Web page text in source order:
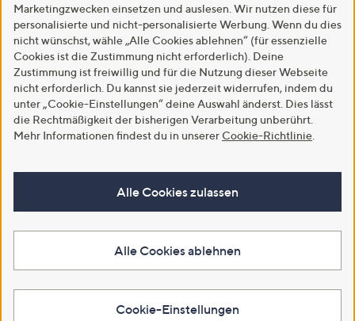
Marketingzwecken einsetzen und auslesen. Wir nutzen diese für
personalisierte und nicht-personalisierte Werbung. Wenn du dies
nicht wünschst, wähle „Alle Cookies ablehnen“ (für essenzielle
Cookies ist die Zustimmung nicht erforderlich). Deine
Zustimmung ist freiwillig und für die Nutzung dieser Webseite
nicht erforderlich. Du kannst sie jederzeit widerrufen, indem du
unter „Cookie-Einstellungen“ deine Auswahl änderst. Dies lässt
die Rechtmäßigkeit der bisherigen Verarbeitung unberührt.
Mehr Informationen findest du in unserer Cookie-Richtlinie
Alle Cookies zulassen
Alle Cookies ablehnen
Cookie-Einstellungen